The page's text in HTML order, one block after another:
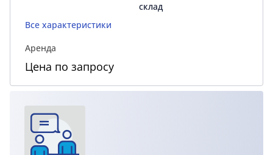
склад
Все характеристики
Аренда
Цена по запросу